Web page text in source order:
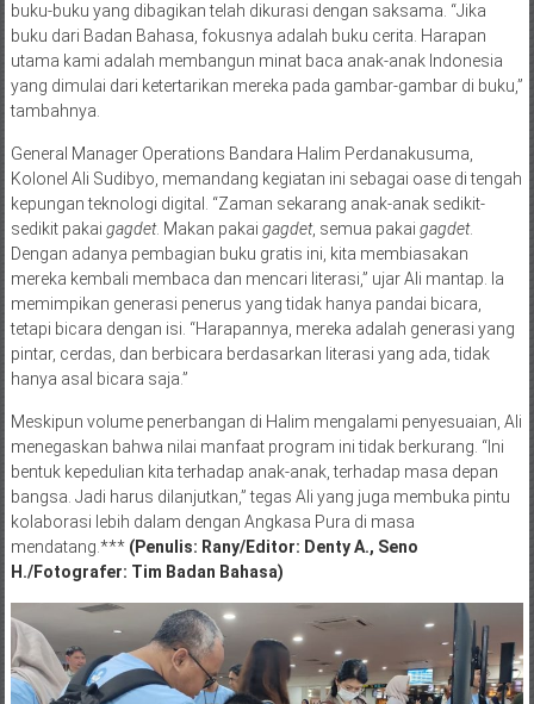
buku-buku yang dibagikan telah dikurasi dengan saksama. “Jika
buku dari Badan Bahasa, fokusnya adalah buku cerita. Harapan
utama kami adalah membangun minat baca anak-anak Indonesia
yang dimulai dari ketertarikan mereka pada gambar-gambar di buku,”
tambahnya.
General Manager Operations Bandara Halim Perdanakusuma,
Kolonel Ali Sudibyo, memandang kegiatan ini sebagai oase di tengah
kepungan teknologi digital. “Zaman sekarang anak-anak sedikit-
sedikit pakai gagdet. Makan pakai gagdet, semua pakai gagdet.
Dengan adanya pembagian buku gratis ini, kita membiasakan
mereka kembali membaca dan mencari literasi,” ujar Ali mantap. Ia
memimpikan generasi penerus yang tidak hanya pandai bicara,
tetapi bicara dengan isi. “Harapannya, mereka adalah generasi yang
pintar, cerdas, dan berbicara berdasarkan literasi yang ada, tidak
hanya asal bicara saja.”
Meskipun volume penerbangan di Halim mengalami penyesuaian, Ali
menegaskan bahwa nilai manfaat program ini tidak berkurang. “Ini
bentuk kepedulian kita terhadap anak-anak, terhadap masa depan
bangsa. Jadi harus dilanjutkan,” tegas Ali yang juga membuka pintu
kolaborasi lebih dalam dengan Angkasa Pura di masa
mendatang.*** (Penulis: Rany/Editor: Denty A., Seno
H./Fotografer: Tim Badan Bahasa)